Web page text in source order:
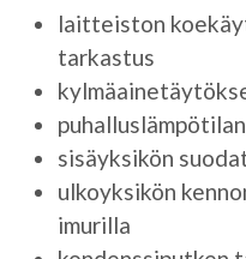
laitteiston
tarkastus
sisäyksikön
ulkoyksikön
imurilla